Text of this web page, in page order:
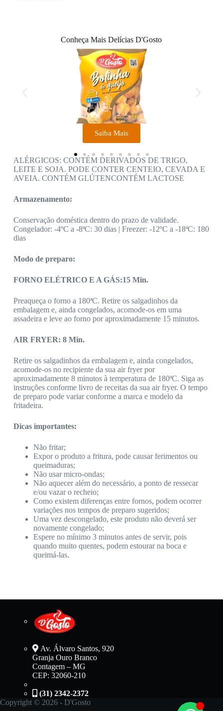
Conheça Mais Delícias D'Gosto
Saiba Mais
ALÉRGICOS: CONTÉM DERIVADOS DE TRIGO,
LEITE E SOJA. PODE CONTER CENTEIO, CEVADA E
AVEIA. CONTÉM GLÚTENCONTÉM LACTOSE
Armazenamento:
Conservação doméstica dentro do prazo de validade.
Congelador: -4ºC a -8ªC: 30 dias | Freezer: -12ºC a -18ªC: 180
dias
Modo de preparo:
FORNO ELÉTRICO E A GÁS:15 Min.
Preaqueça o forno a 180ªC. Retire os salgadinhos da
embalagem e, ainda congelados, acomode-os em uma
assadeira e leve ao forno por aproximadamente 15 minutos.
AIR FRYER: 8 Min.
Retire os salgadinhos da embalagem e, ainda congelados,
acomode-os no recipiente da sua air fryer por
aproximadamente 8 minutos à temperatura de 180ªC. Siga as
instruções conforme livro de receitas da sua air fryer. O tempo
de preparo pode variar conforme a marca e modelo da
fritadeira.
Dicas importantes:
Não fritar;
Expor o produto a fritura, pode causar ferimentos ou
queimaduras;
Não usar micro-ondas;
Não aquecer além do necessário, a ponto de ressecar
e/ou vazar o recheio;
Como existem diferenças entre fornos, podem ocorrer
variações nos tempos de preparo sugeridos;
Uma vez descongelado, este produto não deverá ser
novamente congelado;
Espere no mínimo 3 minutos antes de servir, pois
quando muito quentes, podem estourar na boca e
queimá-las.
Av. Álvaro Santos, 920
Granja Ouro Branco
Contagem – MG
CEP: 32060-210
(31) 2342-2372
Copyright © 2026 - D'Gosto